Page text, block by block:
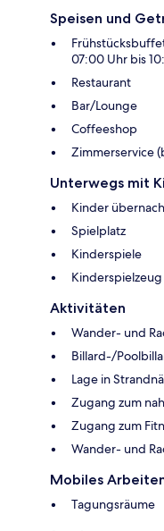
Speisen und
07:00 Uhr bis
Restaurant
Bar/Lounge
Coffeeshop
Zimmerservice
Unterwegs mit
Kinder
Spielplatz
Kinderspiele
Kinderspielzeug
Aktivitäten
Wander- und
Billard-/
Lage in
Zugang zum
Zugang zum
Wander- und
Mobiles
Tagungsräume